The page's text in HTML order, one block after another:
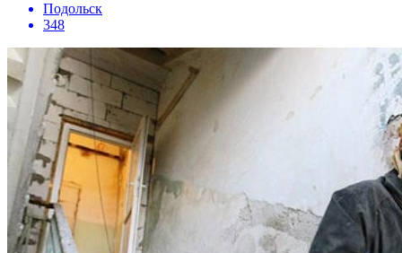
Подольск
348